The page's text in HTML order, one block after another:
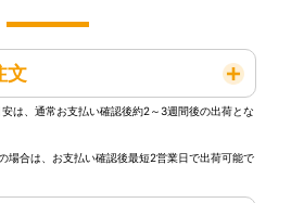
文
は、通常お支払い確認後約2～3週間後の出荷とな
場合は、お支払い確認後最短2営業日で出荷可能で